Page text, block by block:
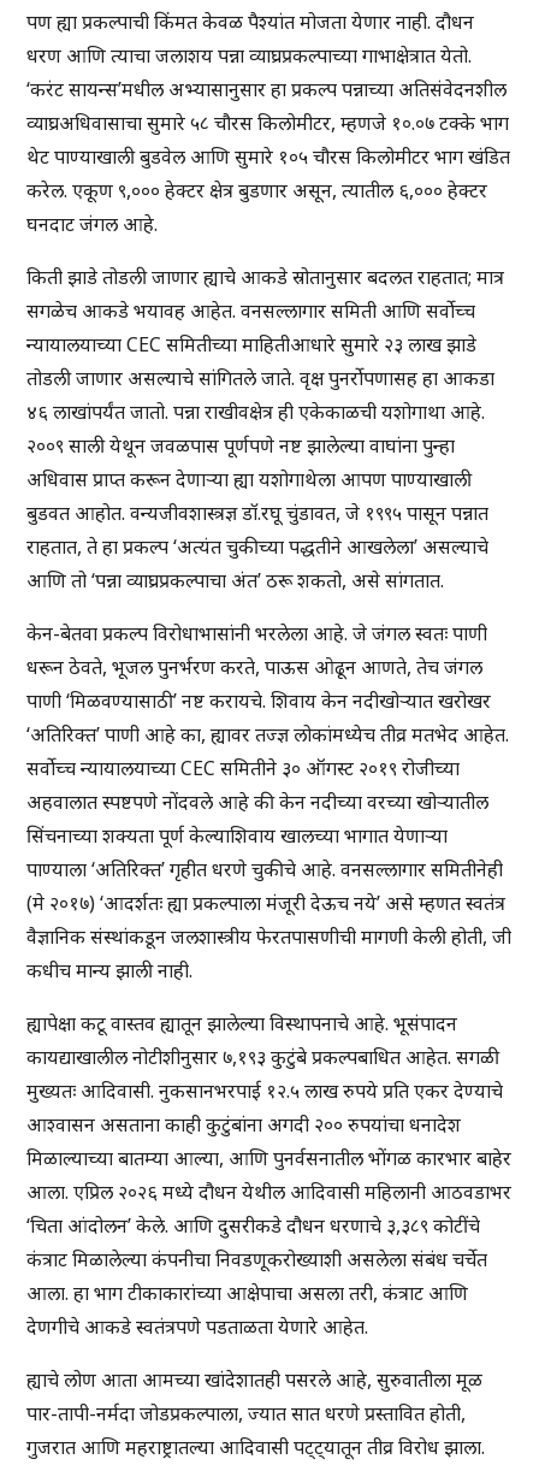
पण ह्या प्रकल्पाची किंमत केवळ पैश्यांत मोजता येणार नाही. दौधन
धरण आणि त्याचा जलाशय पन्ना व्याघ्रप्रकल्पाच्या गाभाक्षेत्रात येतो.
‘करंट सायन्स’मधील अभ्यासानुसार हा प्रकल्प पन्नाच्या अतिसंवेदनशील
व्याघ्रअधिवासाचा सुमारे ५८ चौरस किलोमीटर, म्हणजे १०.०७ टक्के भाग
थेट पाण्याखाली बुडवेल आणि सुमारे १०५ चौरस किलोमीटर भाग खंडित
करेल. एकूण ९,००० हेक्टर क्षेत्र बुडणार असून, त्यातील ६,००० हेक्टर
घनदाट जंगल आहे.
किती झाडे तोडली जाणार ह्याचे आकडे स्रोतानुसार बदलत राहतात; मात्र
सगळेच आकडे भयावह आहेत. वनसल्लागार समिती आणि सर्वोच्च
न्यायालयाच्या CEC समितीच्या माहितीआधारे सुमारे २३ लाख झाडे
तोडली जाणार असल्याचे सांगितले जाते. वृक्ष पुनर्रोपणासह हा आकडा
४६ लाखांपर्यंत जातो. पन्ना राखीवक्षेत्र ही एकेकाळची यशोगाथा आहे.
२००९ साली येथून जवळपास पूर्णपणे नष्ट झालेल्या वाघांना पुन्हा
अधिवास प्राप्त करून देणाऱ्या ह्या यशोगाथेला आपण पाण्याखाली
बुडवत आहोत. वन्यजीवशास्त्रज्ञ डॉ.रघू चुंडावत, जे १९९५ पासून पन्नात
राहतात, ते हा प्रकल्प ‘अत्यंत चुकीच्या पद्धतीने आखलेला’ असल्याचे
आणि तो ‘पन्ना व्याघ्रप्रकल्पाचा अंत’ ठरू शकतो, असे सांगतात.
केन-बेतवा प्रकल्प विरोधाभासांनी भरलेला आहे. जे जंगल स्वतः पाणी
धरून ठेवते, भूजल पुनर्भरण करते, पाऊस ओढून आणते, तेच जंगल
पाणी ‘मिळवण्यासाठी’ नष्ट करायचे. शिवाय केन नदीखोऱ्यात खरोखर
‘अतिरिक्त’ पाणी आहे का, ह्यावर तज्ज्ञ लोकांमध्येच तीव्र मतभेद आहेत.
सर्वोच्च न्यायालयाच्या CEC समितीने ३० ऑगस्ट २०१९ रोजीच्या
अहवालात स्पष्टपणे नोंदवले आहे की केन नदीच्या वरच्या खोऱ्यातील
सिंचनाच्या शक्यता पूर्ण केल्याशिवाय खालच्या भागात येणाऱ्या
पाण्याला ‘अतिरिक्त’ गृहीत धरणे चुकीचे आहे. वनसल्लागार समितीनेही
(मे २०१७) ‘आदर्शतः ह्या प्रकल्पाला मंजूरी देऊच नये’ असे म्हणत स्वतंत्र
वैज्ञानिक संस्थांकडून जलशास्त्रीय फेरतपासणीची मागणी केली होती, जी
कधीच मान्य झाली नाही.
ह्यापेक्षा कटू वास्तव ह्यातून झालेल्या विस्थापनाचे आहे. भूसंपादन
कायद्याखालील नोटीशीनुसार ७,१९३ कुटुंबे प्रकल्पबाधित आहेत. सगळी
मुख्यतः आदिवासी. नुकसानभरपाई १२.५ लाख रुपये प्रति एकर देण्याचे
आश्वासन असताना काही कुटुंबांना अगदी २०० रुपयांचा धनादेश
मिळाल्याच्या बातम्या आल्या, आणि पुनर्वसनातील भोंगळ कारभार बाहेर
आला. एप्रिल २०२६ मध्ये दौधन येथील आदिवासी महिलानी आठवडाभर
‘चिता आंदोलन’ केले. आणि दुसरीकडे दौधन धरणाचे ३,३८९ कोटींचे
कंत्राट मिळालेल्या कंपनीचा निवडणूकरोख्याशी असलेला संबंध चर्चेत
आला. हा भाग टीकाकारांच्या आक्षेपाचा असला तरी, कंत्राट आणि
देणगीचे आकडे स्वतंत्रपणे पडताळता येणारे आहेत.
ह्याचे लोण आता आमच्या खांदेशातही पसरले आहे, सुरुवातीला मूळ
पार-तापी-नर्मदा जोडप्रकल्पाला, ज्यात सात धरणे प्रस्तावित होती,
गुजरात आणि महराष्ट्रातल्या आदिवासी पट्ट्यातून तीव्र विरोध झाला.